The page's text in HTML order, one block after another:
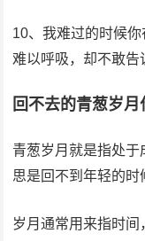
10、我难过的时候
难以呼吸，却不敢告
回不去的青葱岁月
青葱岁月就是指处
思是回不到年轻的时
岁月通常用来指时